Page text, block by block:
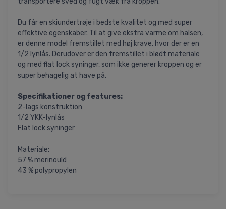
Du får en skiundertrøje i bedste kvalitet og med super
effektive egenskaber. Til at give ekstra varme om halsen,
er denne model fremstillet med høj krave, hvor der er en
1/2 lynlås. Derudover er den fremstillet i blødt materiale
og med flat lock syninger, som ikke generer kroppen og er
super behagelig at have på.
Specifikationer og features:
2-lags konstruktion
1/2 YKK-lynlås
Flat lock syninger
Materiale:
57 % merinould
43 % polypropylen